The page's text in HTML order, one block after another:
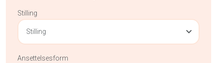
Stilling
Stilling
Ansettelsesform